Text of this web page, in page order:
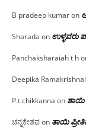
B pradeep kumaron
Sharada on ಉಳ್ಳವರು
Panchaksharaiah t h
Deepika
P.t.chikkanna on ತಾಯಿ
ಚನ್ನಕೇಶವon ತಾಯಿ